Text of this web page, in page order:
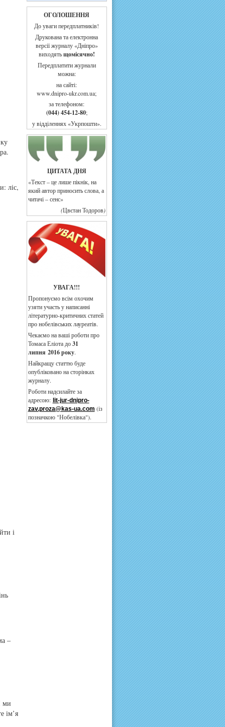
ліс,
і
–
ми
ім’я
ОГОЛОШЕННЯ
До уваги передплатників!
Друкована та електронна
версії журналу «Дніпро»
виходятьщомісячно!
Передплатити журнали
можна:
на сайті:
www.dnipro-ukr.com.ua;
за телефоном:
(044) 454-12-80;
у відділеннях «Укрпошти».
ЦИТАТА ДНЯ
«Текст – це лише пікнік, на
який автор приносить слова, а
читачі – сенс»
(Цвєтан Тодоров)
УВАГА!!!
Пропонуємо всім охочим
узяти участь у написанні
літературно-критичних статей
про нобелівських лауреатів.
Чекаємо на ваші роботи про
Томаса Еліота до31
липня 2016 року.
Найкращу статтю буде
опубліковано на сторінках
журналу.
Роботи надсилайте за
адресою: lit-jur-dnipro-
zav.proza@kas-ua.com (із
позначкою "Нобелівка").